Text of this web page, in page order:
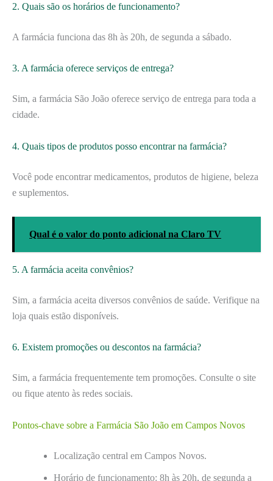
2. Quais são os horários de funcionamento?
A farmácia funciona das 8h às 20h, de segunda a sábado.
3. A farmácia oferece serviços de entrega?
Sim, a farmácia São João oferece serviço de entrega para toda a
cidade.
4. Quais tipos de produtos posso encontrar na farmácia?
Você pode encontrar medicamentos, produtos de higiene, beleza
e suplementos.
Qual é o valor do ponto adicional na Claro TV
5. A farmácia aceita convênios?
Sim, a farmácia aceita diversos convênios de saúde. Verifique na
loja quais estão disponíveis.
6. Existem promoções ou descontos na farmácia?
Sim, a farmácia frequentemente tem promoções. Consulte o site
ou fique atento às redes sociais.
Pontos-chave sobre a Farmácia São João em Campos Novos
Localização central em Campos Novos.
Horário de funcionamento: 8h às 20h, de segunda a